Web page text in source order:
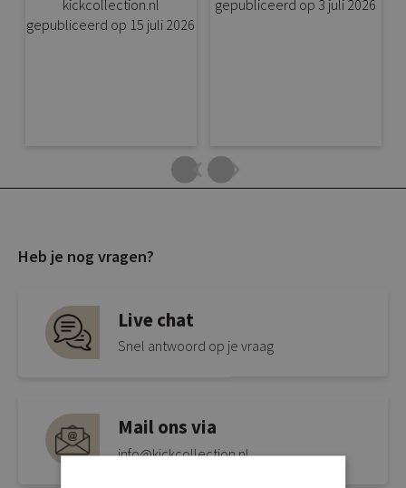
Heb je nog vragen?
Live chat
Snel antwoord op je vraag
Mail ons via
info@kickcollection.nl